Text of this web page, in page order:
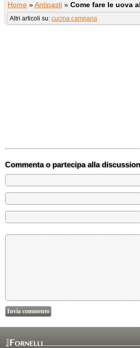
Home »Antipasti » Come fare le uova
Altri articoli su: cucina campana
Commenta o partecipa alla